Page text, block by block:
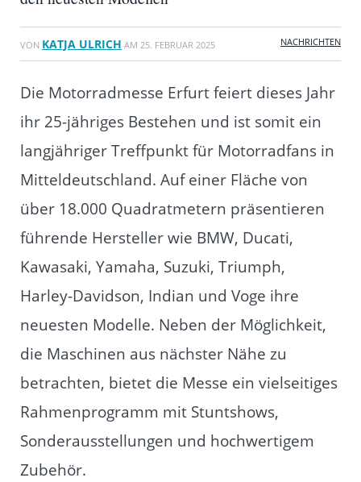
VON KATJA ULRICH AM 25. FEBRUAR 2025 NACHRICHTEN
Die Motorradmesse Erfurt feiert dieses Jahr
ihr 25-jähriges Bestehen und ist somit ein
langjähriger Treffpunkt für Motorradfans in
Mitteldeutschland. Auf einer Fläche von
über 18.000 Quadratmetern präsentieren
führende Hersteller wie BMW, Ducati,
Kawasaki, Yamaha, Suzuki, Triumph,
Harley-Davidson, Indian und Voge ihre
neuesten Modelle. Neben der Möglichkeit,
die Maschinen aus nächster Nähe zu
betrachten, bietet die Messe ein vielseitiges
Rahmenprogramm mit Stuntshows,
Sonderausstellungen und hochwertigem
Zubehör.